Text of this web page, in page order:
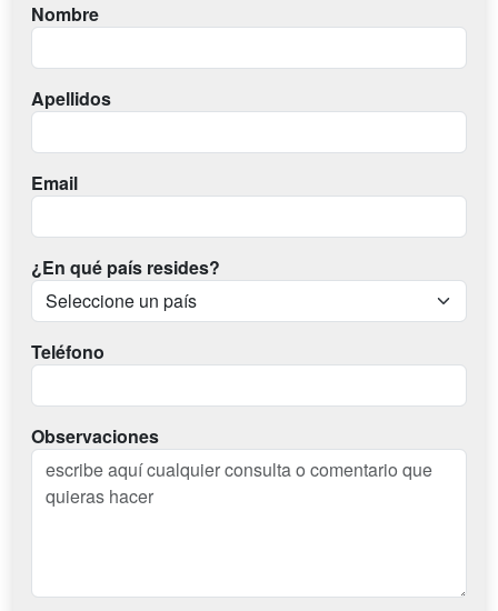
Nombre
Apellidos
Email
¿En qué país resides?
Teléfono
Observaciones